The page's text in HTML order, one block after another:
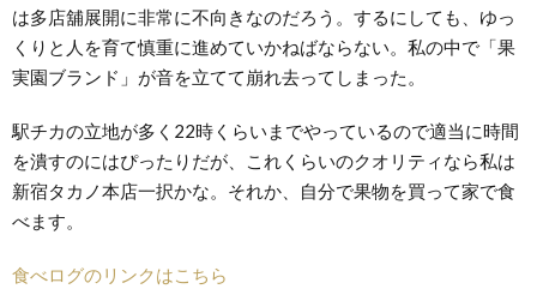
は多店舖展開に非常に不向きなのだろう。するにしても、ゆっ
くりと人を育て慎重に進めていかねばならない。私の中で「果
実園ブランド」が音を立てて崩れ去ってしまった。
駅チカの立地が多く22時くらいまでやっているので適当に時間
を潰すのにはぴったりだが、これくらいのクオリティなら私は
新宿タカノ本店一択かな。それか、自分で果物を買って家で食
べます。
食べログのリンクはこちら